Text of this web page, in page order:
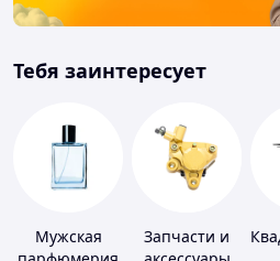
Тебя заинтересует
Мужская
Запчасти и